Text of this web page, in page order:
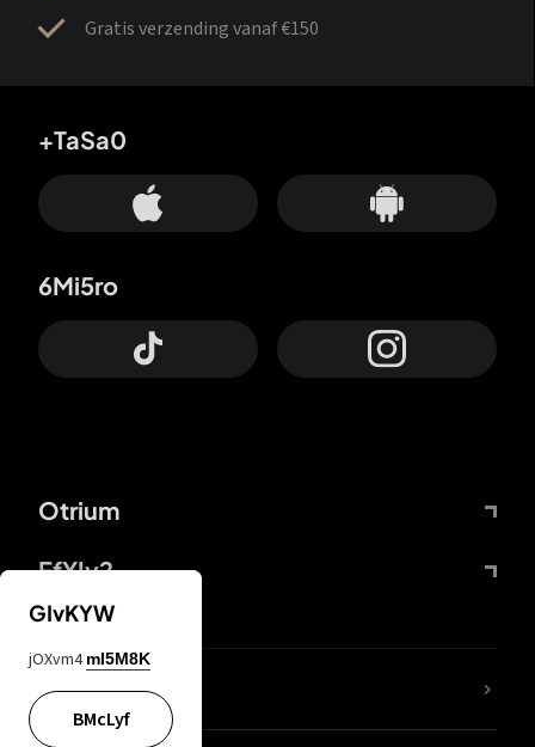
Gratis verzending vanaf €150
Otrium
FfYIy2
+TaSa0
6Mi5ro
KIjvtr
GIvKYW
jOXvm4 mI5M8K
BMcLyf